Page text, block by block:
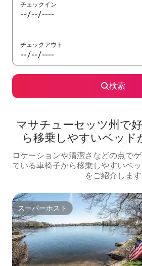
チェックイン
チェックアウト
検索
マサチューセッツ州で
ら移乗しやすいベッド
ロケーションや清潔さなどの点で
ている車椅子から移乗しやすいベ
をご紹介します
スーパーホスト
スーパーホスト